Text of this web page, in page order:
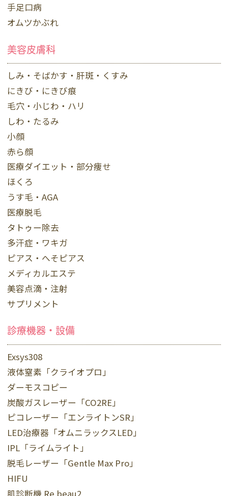
手足口病
オムツかぶれ
美容皮膚科
しみ・そばかす・肝斑・くすみ
にきび・にきび痕
毛穴・小じわ・ハリ
しわ・たるみ
小顔
赤ら顔
医療ダイエット・部分痩せ
ほくろ
うす毛・AGA
医療脱毛
タトゥー除去
多汗症・ワキガ
ピアス・へそピアス
メディカルエステ
美容点滴・注射
サプリメント
診療機器・設備
Exsys308
液体窒素「クライオプロ」
ダーモスコピー
炭酸ガスレーザー「CO2RE」
ピコレーザー「エンライトンSR」
LED治療器「オムニラックスLED」
IPL「ライムライト」
脱毛レーザー「Gentle Max Pro」
HIFU
肌診断機 Re beau2